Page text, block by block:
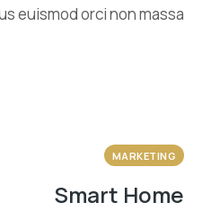
euismod orci non massa.
MARKETING
Smart Home